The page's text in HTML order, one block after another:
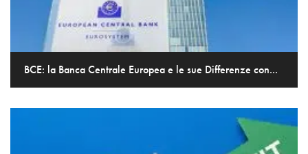
BCE: la Banca Centrale Europea e le sue Differenze con...